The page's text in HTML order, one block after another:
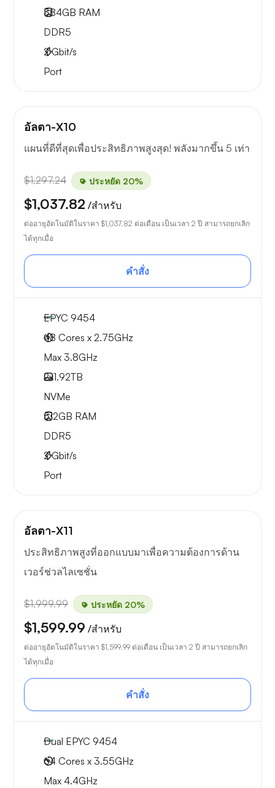
384GB RAM
DDR5
2Gbit/s
Port
อัลตา-X10
แผนที่ดีที่สุดเพื่อประสิทธิภาพสูงสุด! พลังมากขึ้น 5 เท่า
$1,297.24 ประหยัด 20%
$1,037.82 /สำหรับ
ต่ออายุอัตโนมัติในราคา $1,037.82 ต่อเดือน เป็นเวลา 2 ปี สามารถยกเลิก
ได้ทุกเมื่อ
คำสั่ง
EPYC 9454
48 Cores x 2.75GHz
Max 3.8GHz
2x1.92TB
NVMe
512GB RAM
DDR5
2Gbit/s
Port
อัลตา-X11
ประสิทธิภาพสูงที่ออกแบบมาเพื่อความต้องการด้าน
เวอร์ช่วลไลเซชั่น
$1,999.99 ประหยัด 20%
$1,599.99 /สำหรับ
ต่ออายุอัตโนมัติในราคา $1,599.99 ต่อเดือน เป็นเวลา 2 ปี สามารถยกเลิก
ได้ทุกเมื่อ
คำสั่ง
Dual EPYC 9454
64 Cores x 3.55GHz
Max 4.4GHz